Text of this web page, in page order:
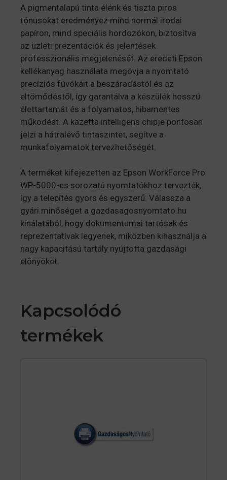
A pigmentalapú tinta élénk és tiszta piros
tónusokat eredményez mind normál irodai
papíron, mind speciális hordozókon, biztosítva
az üzleti prezentációk és jelentések
professzionális megjelenését. Az eredeti Epson
kellékanyag használata megóvja a nyomtató
precíziós fúvókáit a beszáradástól és az
eltömődéstől, így garantálva a készülék hosszú
élettartamát és a folyamatos, hibamentes
működést. A kazetta intelligens chipje pontosan
jelzi a hátralévő tintaszintet, segítve a
munkafolyamatok tervezhetőségét.
A terméket kifejezetten az Epson WorkForce Pro
WP-5000-es sorozatú nyomtatókhoz tervezték,
így a telepítés gyors és egyszerű. Válassza a
gyári minőséget a gazdasagosnyomtato.hu
kínálatából, hogy dokumentumai tartósak és
reprezentatívak legyenek, miközben kihasználja a
nagy kapacitású tartály nyújtotta gazdasági
előnyöket.
Kapcsolódó
termékek